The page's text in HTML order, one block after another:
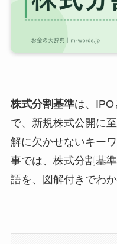
株式分割基準は、IPO
で、新規株式公開に
解に欠かせないキー
事では、株式分割基
語を、図解付きでわ